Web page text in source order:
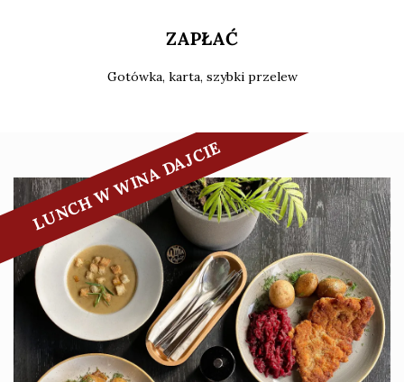
ZAPŁAĆ
Gotówka, karta, szybki przelew
LUNCH W WINA DAJCIE